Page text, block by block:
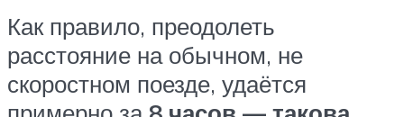
Как правило, преодолеть
расстояние на обычном, не
скоростном поезде, удаётся